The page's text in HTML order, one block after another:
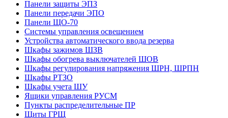
Панели защиты ЭПЗ
Панели передачи ЭПО
Панели ЩО-70
Системы управления освещением
Устройства автоматического ввода резерва
Шкафы зажимов ШЗВ
Шкафы обогрева выключателей ШОВ
Шкафы регулирования напряжения ШРН, ШРПН
Шкафы РТЗО
Шкафы учета ШУ
Ящики управления РУСМ
Пункты распределительные ПР
Щиты ГРЩ